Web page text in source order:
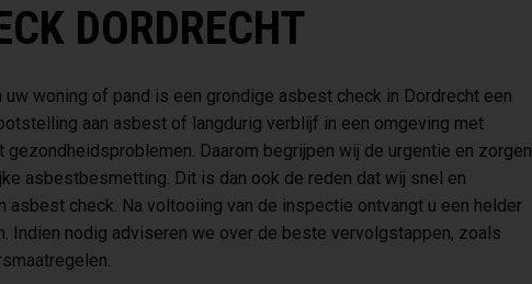
DORDRECHT
woning of pand is een grondige asbest check in Dordrecht een
aan asbest of langdurig verblijf in een omgeving met
Daarom begrijpen wij de urgentie en zorgen
asbestbesmetting. Dit is dan ook de reden dat wij snel en
asbest check. Na voltooiing van de inspectie ontvangt u een helder
Indien nodig adviseren we over de beste vervolgstappen, zoals